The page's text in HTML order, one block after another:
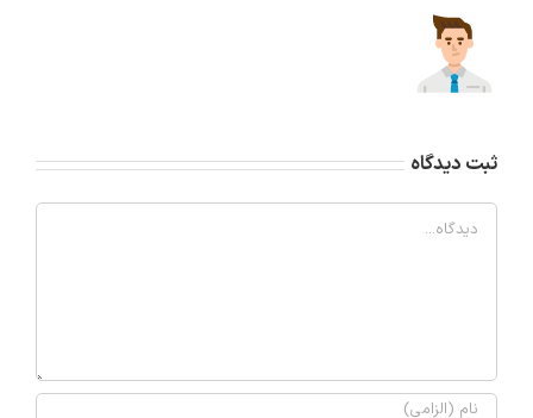
ثبت ديدگاه
Comment